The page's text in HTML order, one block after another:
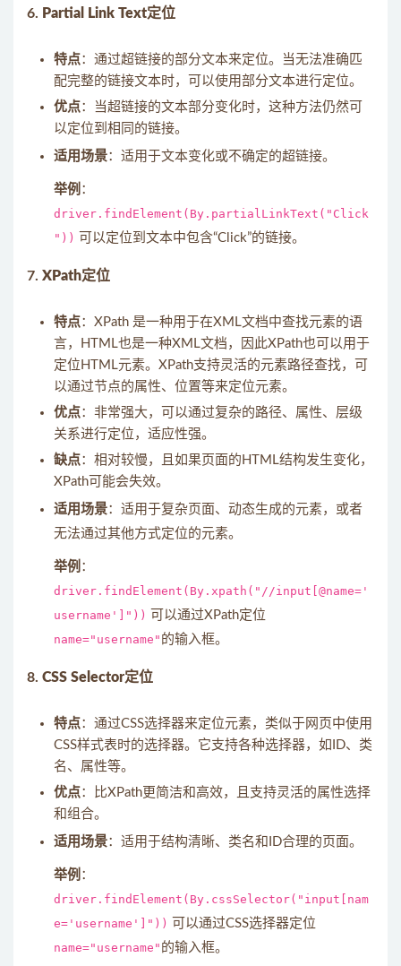
6. Partial Link Text定位
特点：通过超链接的部分文本来定位。当无法准确匹
配完整的链接文本时，可以使用部分文本进行定位。
优点：当超链接的文本部分变化时，这种方法仍然可
以定位到相同的链接。
适用场景：适用于文本变化或不确定的超链接。
举例 ：
driver.findElement(By.partialLinkText("Click
")) 可以定位到文本中包含“Click”的链接。
7. XPath定位
特点：XPath 是一种用于在XML文档中查找元素的语
言，HTML也是一种XML文档，因此XPath也可以用于
定位HTML元素。XPath支持灵活的元素路径查找，可
以通过节点的属性、位置等来定位元素。
优点：非常强大，可以通过复杂的路径、属性、层级
关系进行定位，适应性强。
缺点：相对较慢，且如果页面的HTML结构发生变化，
XPath可能会失效。
适用场景：适用于复杂页面、动态生成的元素，或者
无法通过其他方式定位的元素。
举例 ：
driver.findElement(By.xpath("//input[@name='
username']")) 可以通过XPath定位
name="username" 的输入框。
8. CSS Selector定位
特点：通过CSS选择器来定位元素，类似于网页中使用
CSS样式表时的选择器。它支持各种选择器，如ID、类
名、属性等。
优点：比XPath更简洁和高效，且支持灵活的属性选择
和组合。
适用场景：适用于结构清晰、类名和ID合理的页面。
举例 ：
driver.findElement(By.cssSelector("input[nam
e='username']")) 可以通过CSS选择器定位
name="username" 的输入框。